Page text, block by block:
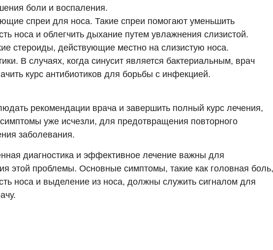
боли и воспаления.
спреи для носа. Такие спреи помогают уменьшить
носа и облегчить дыхание путем увлажнения слизистой.
стероиды, действующие местно на слизистую носа.
В случаях, когда синусит является бактериальным, врач
курс антибиотиков для борьбы с инфекцией.
рекомендации врача и завершить полный курс лечения,
уже исчезли, для предотвращения повторного
заболевания.
диагностика и эффективное лечение важны для
этой проблемы. Основные симптомы, такие как головная боль,
носа и выделение из носа, должны служить сигналом для